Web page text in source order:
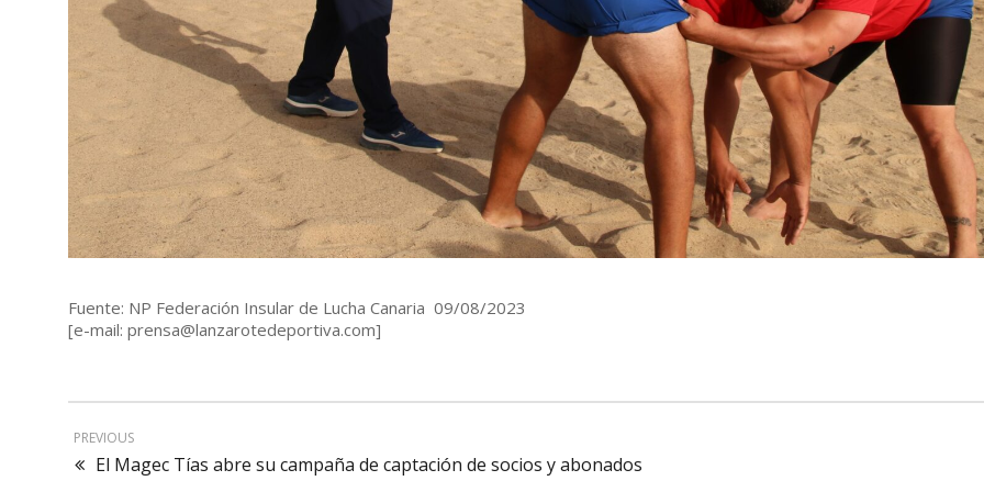
Fuente: NP Federación Insular de Lucha Canaria 09/08/2023
[e-mail: prensa@lanzarotedeportiva.com]
PREVIOUS
El Magec Tías abre su campaña de captación de socios y abonados